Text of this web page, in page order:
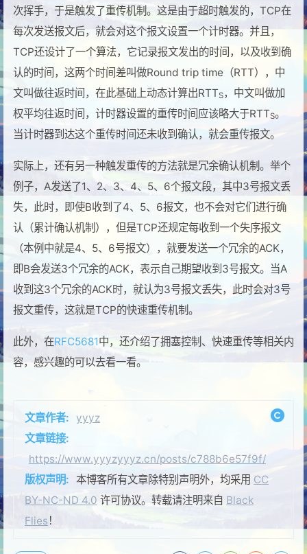
次挥手，于是触发了重传机制。这是由于超时触发的，TCP在
每次发送报文后，就会对这个报文设置一个计时器。并且，
TCP还设计了一个算法，它记录报文发出的时间，以及收到确
认的时间，这两个时间差叫做Round trip time（RTT），中
文叫做往返时间，在此基础上动态计算出RTTS，中文叫做加
权平均往返时间，计时器设置的重传时间应该略大于RTTS。
当计时器到达这个重传时间还未收到确认，就会重传报文。
实际上，还有另一种触发重传的方法就是冗余确认机制。举个
例子，A发送了1、2、3、4、5、6个报文段，其中3号报文丢
失，此时，即使B收到了4、5、6报文，也不会对它们进行确
认（累计确认机制），但是TCP还规定每收到一个失序报文
（本例中就是4、5、6号报文），就要发送一个冗余的ACK，
即B会发送3个冗余的ACK，表示自己期望收到3号报文。当A
收到这3个冗余的ACK时，就认为3号报文丢失，此时会对3号
报文重传，这就是TCP的快速重传机制。
此外，在RFC5681中，还介绍了拥塞控制、快速重传等相关内
容，感兴趣的可以去看一看。
文章作者:
yyyz
文章链接:
https://www.yyyzyyyz.cn/posts/c788b6e57f9f/
版权声明: 本博客所有文章除特别声明外，均采用 CC
BY-NC-ND 4.0 许可协议。转载请注明来自 Black
Flies ！